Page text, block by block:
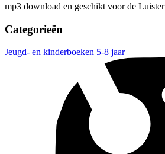
mp3 download en geschikt voor de
Categorieën
Jeugd- en kinderboeken 5-8 jaar